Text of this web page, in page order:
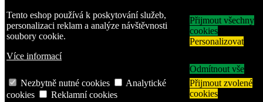
Tento eshop používá k poskytování služeb,
personalizaci reklam a analýze návštěvnosti
soubory cookie.
Více informací
Přijmout všechny
cookies
Personalizovat
Odmítnout vše
Nezbytně nutné cookies
Analytické
cookies
Reklamní cookies
Přijmout zvolené
cookies
ložiskem
Nafukovací kola s kuličkovým
Kola nafukovací na plechovém disku
Nafukovací kola s jehlovým
ložiskem
Nafukovací kola s kuličkovým